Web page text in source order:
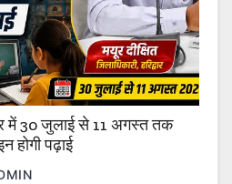
में 30 जुलाई से 11 अगस्त तक
पढ़ाई